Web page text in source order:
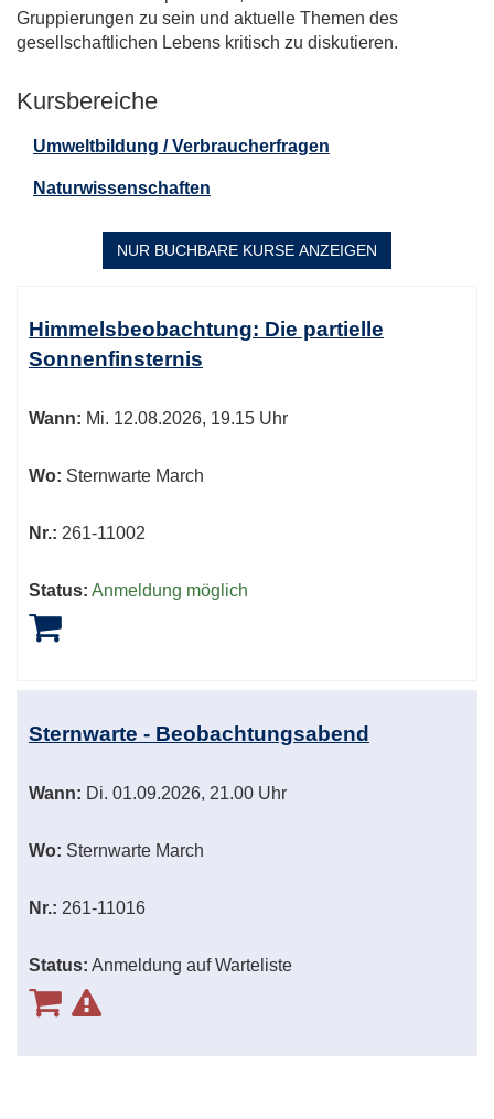
Gruppierungen zu sein und aktuelle Themen des
gesellschaftlichen Lebens kritisch zu diskutieren.
Kursbereiche
Umweltbildung / Verbraucherfragen
Naturwissenschaften
NUR BUCHBARE KURSE ANZEIGEN
Tabellenüberschriften
können
sortiert
Himmelsbeobachtung: Die partielle
Sonnenfinsternis
Wann: Mi. 12.08.2026, 19.15 Uhr
Wo: Sternwarte March
Nr.: 261-11002
Status: Anmeldung möglich
Sternwarte - Beobachtungsabend
Wann: Di. 01.09.2026, 21.00 Uhr
Wo: Sternwarte March
Nr.: 261-11016
Status: Anmeldung auf Warteliste